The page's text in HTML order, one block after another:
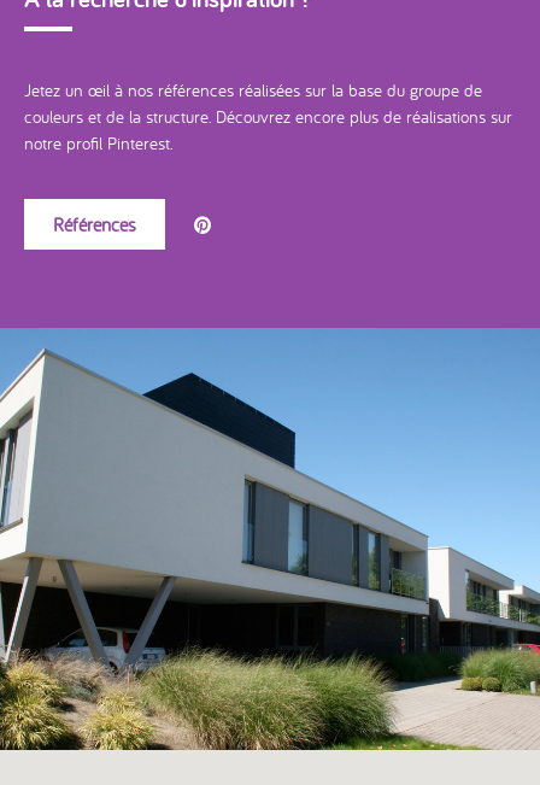
Jetez un œil à nos références réalisées sur la base du groupe de
couleurs et de la structure. Découvrez encore plus de réalisations sur
notre profil Pinterest.
Références